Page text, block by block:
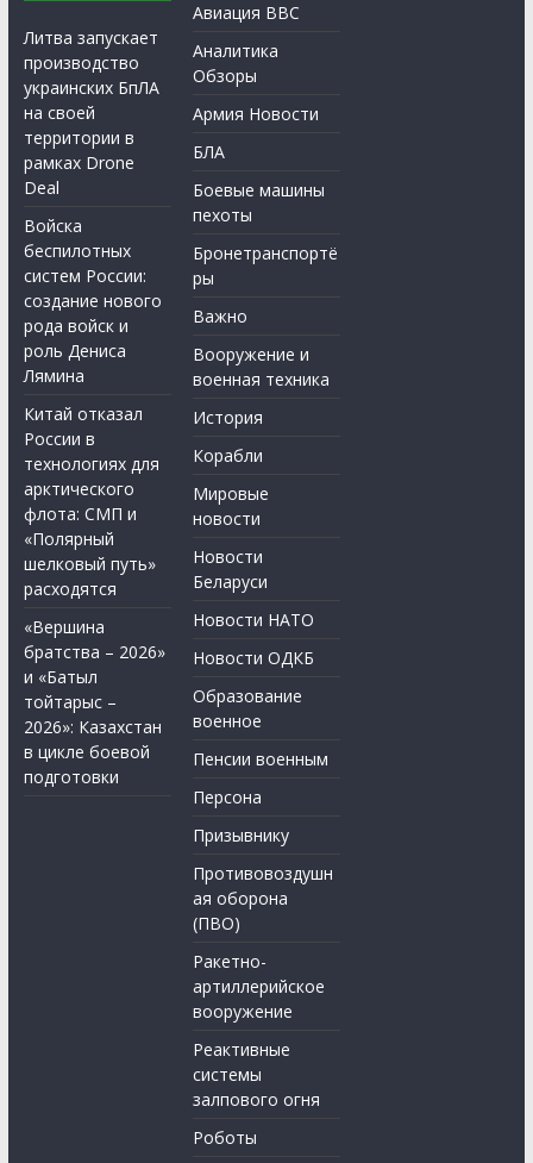
Литва запускает
производство
украинских БпЛА
на своей
территории в
рамках Drone
Deal
Войска
беспилотных
систем России:
создание нового
рода войск и
роль Дениса
Лямина
Китай отказал
России в
технологиях для
арктического
флота: СМП и
«Полярный
шелковый путь»
расходятся
«Вершина
братства – 2026»
и «Батыл
тойтарыс –
2026»: Казахстан
в цикле боевой
подготовки
Авиация ВВС
Аналитика
Обзоры
Армия Новости
БЛА
Боевые машины
пехоты
Бронетранспортё
ры
Важно
Вооружение и
военная техника
История
Корабли
Мировые
новости
Новости
Беларуси
Новости НАТО
Новости ОДКБ
Образование
военное
Пенсии военным
Персона
Призывнику
Противовоздушн
ая оборона
(ПВО)
Ракетно-
артиллерийское
вооружение
Реактивные
системы
залпового огня
Роботы